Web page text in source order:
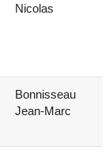
Nicolas
Bonnisseau
Jean-Marc